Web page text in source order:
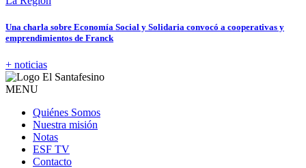
Una charla sobre Economía Social y Solidaria convocó a cooperativas y
emprendimientos de Franck
+ noticias
MENU
Quiénes Somos
Nuestra misión
Notas
ESF TV
Contacto